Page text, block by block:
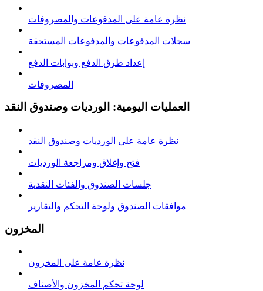
نظرة عامة على المدفوعات والمصروفات
سجلات المدفوعات والمدفوعات المستحقة
إعداد طرق الدفع وبوابات الدفع
المصروفات
العمليات اليومية: الورديات وصندوق النقد
نظرة عامة على الوردیات وصندوق النقد
فتح وإغلاق ومراجعة الوردیات
جلسات الصندوق والفئات النقدية
موافقات الصندوق ولوحة التحكم والتقارير
المخزون
نظرة عامة على المخزون
لوحة تحكم المخزون والأصناف